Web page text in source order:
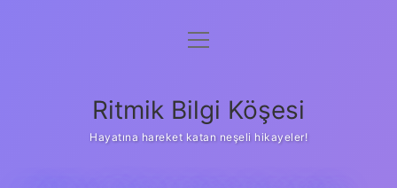
Anasayfa
Yasal Uyarı
menüyü
Ritmik Bilgi Köşesi
Hayatına hareket katan neşeli hikayeler!